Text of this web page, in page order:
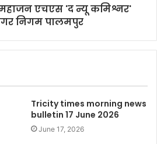
महाजन एचएस 'द न्यू कमिश्नर'
निगम पालमपुर
Tricity times morning news
bulletin 17 June 2026
June 17, 2026